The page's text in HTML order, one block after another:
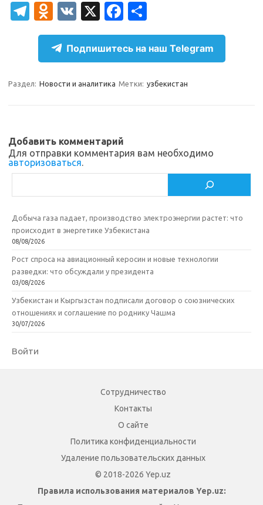
T
el
gr
a
O
d
n
o
kl
ik
i
V
K
X
Fa
c
e
b
o
т
п
р
а
ь
Подпишитесь на наш Telegram
Раздел: Новости и аналитика Метки: узбекистан
Добавить комментарий
Для отправки комментария вам необходимо
авторизоваться.
Добыча газа падает, производство электроэнергии растет: что
происходит в энергетике Узбекистана
08/08/2026
Рост спроса на авиационный керосин и новые технологии
разведки: что обсуждали у президента
03/08/2026
Узбекистан и Кыргызстан подписали договор о союзнических
отношениях и соглашение по роднику Чашма
30/07/2026
Войти
Сотрудничество
Контакты
О сайте
Политика конфиденциальности
Удаление пользовательских данных
© 2018-2026 Yep.uz
Правила использования материалов Yep.uz: